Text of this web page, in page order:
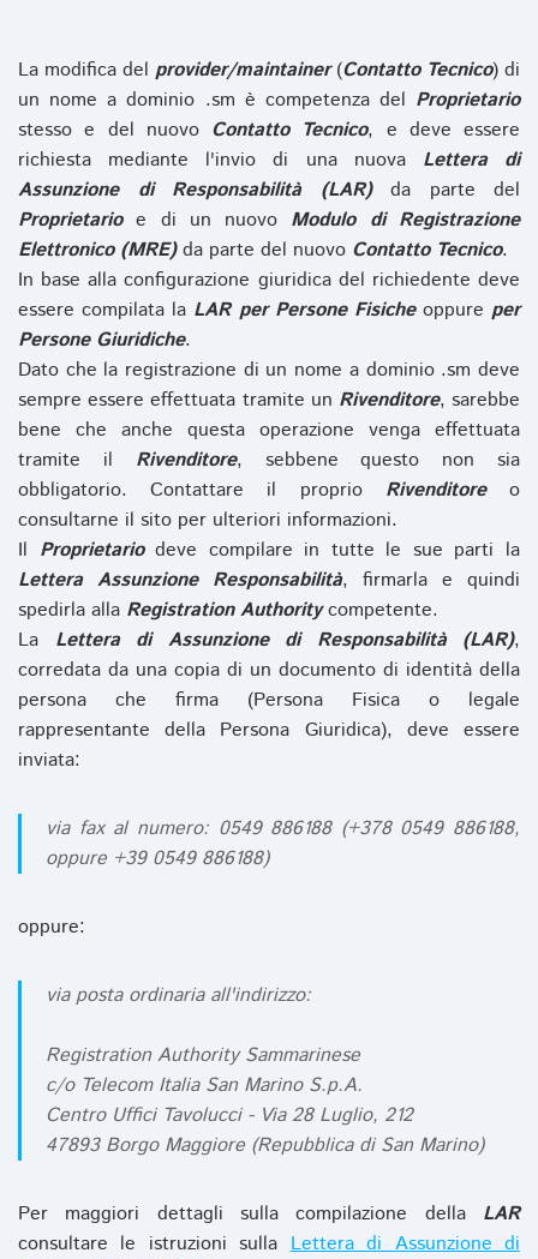
La modifica del provider/maintainer(Contatto Tecnico) di
un nome a dominio .sm è competenza del Proprietario
stesso e del nuovo Contatto Tecnico, e deve essere
richiesta mediante l'invio di una nuova Lettera di
Assunzione di Responsabilità (LAR)da parte del
Proprietarioe di un nuovo Modulo di Registrazione
Elettronico (MRE)da parte del nuovo Contatto Tecnico.
In base alla configurazione giuridica del richiedente deve
essere compilata la LAR per Persone Fisicheoppure per
Persone Giuridiche.
Dato che la registrazione di un nome a dominio .sm deve
sempre essere effettuata tramite un Rivenditore, sarebbe
bene che anche questa operazione venga effettuata
tramite il Rivenditore, sebbene questo non sia
obbligatorio. Contattare il proprio Rivenditoreo
consultarne il sito per ulteriori informazioni.
Il Proprietariodeve compilare in tutte le sue parti la
Lettera Assunzione Responsabilità, firmarla e quindi
spedirla alla Registration Authoritycompetente.
La Lettera di Assunzione di Responsabilità (LAR),
corredata da una copia di un documento di identità della
persona che firma (Persona Fisica o legale
rappresentante della Persona Giuridica), deve essere
inviata:
via fax al numero: 0549 886188 (+378 0549 886188,
oppure +39 0549 886188)
oppure:
via posta ordinaria all'indirizzo:
Registration Authority Sammarinese
c/o Telecom Italia San Marino S.p.A.
Centro Uffici Tavolucci - Via 28 Luglio, 212
47893 Borgo Maggiore (Repubblica di San Marino)
Per maggiori dettagli sulla compilazione della LAR
consultare le istruzioni sullaLettera di Assunzione di